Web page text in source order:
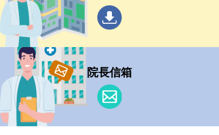
院長信箱